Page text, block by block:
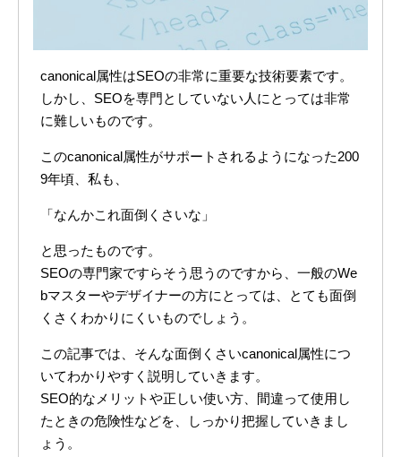
canonical属性はSEOの非常に重要な技術要素です。
しかし、SEOを専門としていない人にとっては非常
に難しいものです。
このcanonical属性がサポートされるようになった200
9年頃、私も、
「なんかこれ面倒くさいな」
と思ったものです。
SEOの専門家ですらそう思うのですから、一般のWe
bマスターやデザイナーの方にとっては、とても面倒
くさくわかりにくいものでしょう。
この記事では、そんな面倒くさいcanonical属性につ
いてわかりやすく説明していきます。
SEO的なメリットや正しい使い方、間違って使用し
たときの危険性などを、しっかり把握していきまし
ょう。